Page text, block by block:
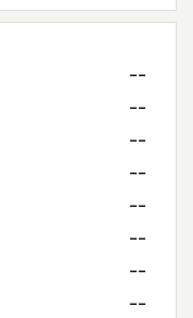
--
--
--
--
--
--
--
--